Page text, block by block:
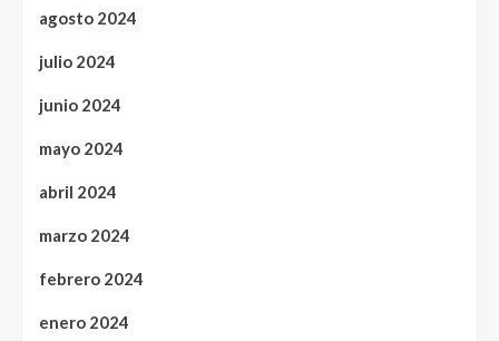
agosto 2024
julio 2024
junio 2024
mayo 2024
abril 2024
marzo 2024
febrero 2024
enero 2024